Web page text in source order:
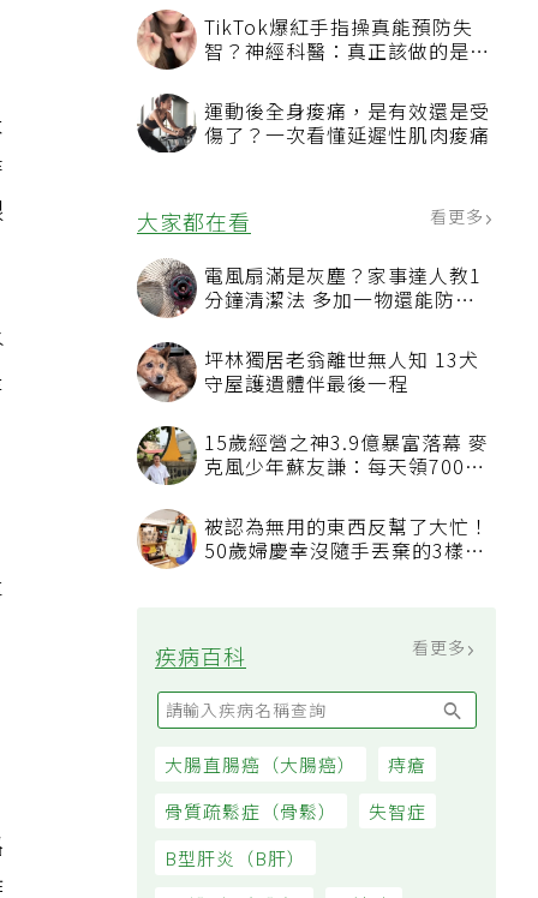
TikTok爆紅手指操真能預防失
智？神經科醫：真正該做的是4
運動後全身痠痛，是有效還是受
傷了？一次看懂延遲性肌肉痠痛
大家都在看
電風扇滿是灰塵？家事達人教1
坪林獨居老翁離世無人知 13犬
守屋護遺體伴最後一程
15歲經營之神3.9億暴富落幕 麥
過日子
被認為無用的東西反幫了大忙！
疾病百科